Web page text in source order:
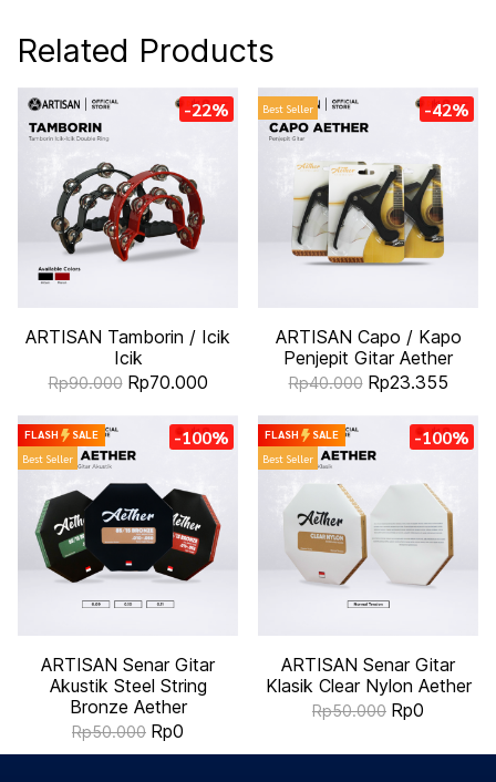
Related Products
-22%
ARTISAN Tamborin / Icik
Icik
Rp90.000 Rp70.000
Best Seller -42%
ARTISAN Capo / Kapo
Penjepit Gitar Aether
Rp40.000 Rp23.355
FLASH
SALE
Best Seller
-100%
ARTISAN Senar Gitar
Akustik Steel String
Bronze Aether
Rp50.000 Rp0
FLASH
SALE
Best Seller
-100%
ARTISAN Senar Gitar
Klasik Clear Nylon Aether
Rp50.000 Rp0